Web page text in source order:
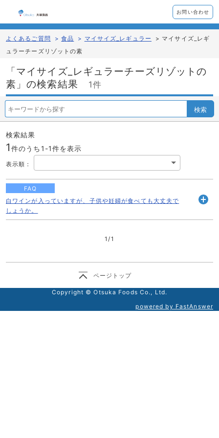
お問い合わせ
よくあるご質問 > 食品 > マイサイズ_レギュラー > マイサイズ_レギ
ュラーチーズリゾットの素
「マイサイズ_レギュラーチーズリゾットの
素」の検索結果
1件
検索
検索結果
1件のうち1-1件を表示
表示順 ：
FAQ
白ワインが入っていますが、子供や妊婦が食べても大丈夫で
しょうか。
く
1 /1
ページトップ
Copyright © Otsuka Foods Co., Ltd.
powered by FastAnswer